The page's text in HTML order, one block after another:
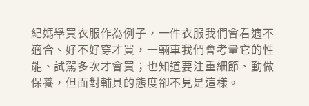
紀媽舉買衣服作為例子，一件衣服我們會看適不
適合、好不好穿才買，一輛車我們會考量它的性
能、試駕多次才會買；也知道要注重細節、勤做
保養，但面對輔具的態度卻不見是這樣。